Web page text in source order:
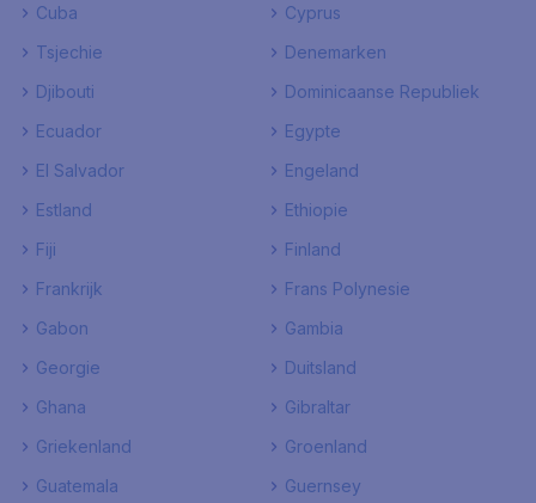
Cuba
Cyprus
Tsjechie
Denemarken
Djibouti
Dominicaanse Republiek
Ecuador
Egypte
El Salvador
Engeland
Estland
Ethiopie
Fiji
Finland
Frankrijk
Frans Polynesie
Gabon
Gambia
Georgie
Duitsland
Ghana
Gibraltar
Griekenland
Groenland
Guatemala
Guernsey